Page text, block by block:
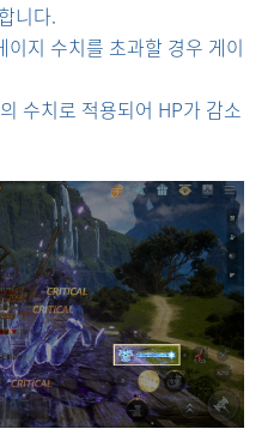
니다.
지 수치를 초과할 경우 게이
수치로 적용되어 HP가 감소